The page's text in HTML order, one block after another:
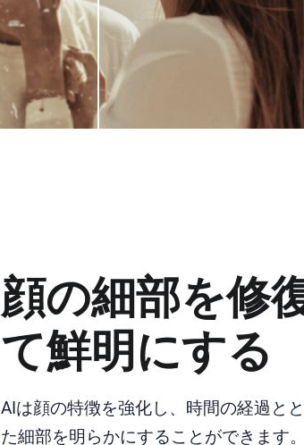
顔の細部を修
て鮮明にする
AIは顔の特徴を強化し、時間の経過と
た細部を明らかにすることができます